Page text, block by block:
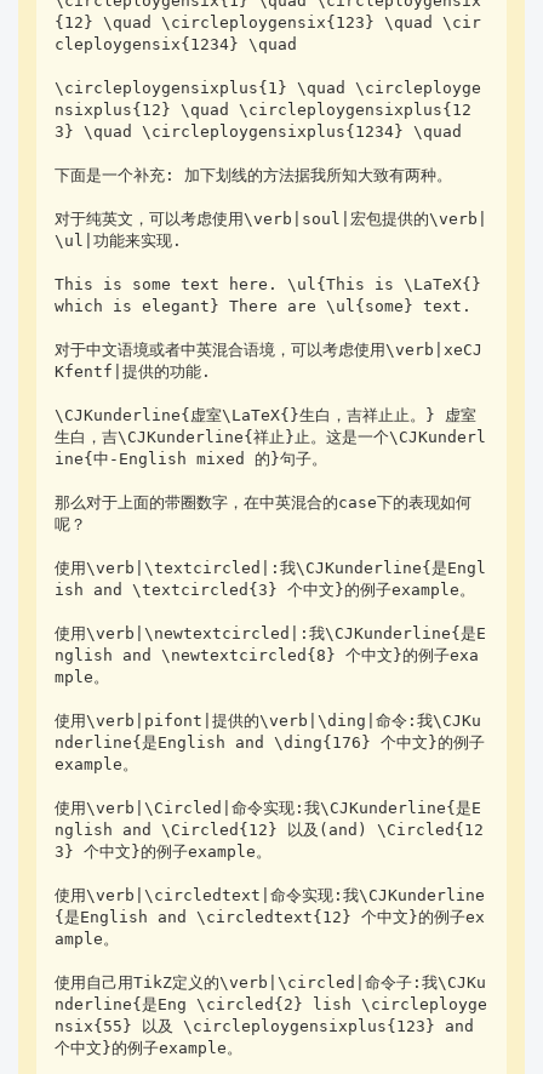
{12} \quad \circleploygensix{123} \quad \cir
cleploygensix{1234} \quad
\circleploygensixplus{1} \quad \circleployge
nsixplus{12} \quad \circleploygensixplus{12
3} \quad \circleploygensixplus{1234} \quad
下面是一个补充: 加下划线的方法据我所知大致有两种。
对于纯英文，可以考虑使用\verb|soul|宏包提供的\verb|
\ul|功能来实现.
This is some text here. \ul{This is \LaTeX{}
which is elegant} There are \ul{some} text.
对于中文语境或者中英混合语境，可以考虑使用\verb|xeCJ
Kfentf|提供的功能.
\CJKunderline{虚室\LaTeX{}生白，吉祥止止。} 虚室
生白，吉\CJKunderline{祥止}止。这是一个\CJKunderl
ine{中-English mixed 的}句子。
那么对于上面的带圈数字，在中英混合的case下的表现如何
呢？
使用\verb|\textcircled|:我\CJKunderline{是Engl
ish and \textcircled{3} 个中文}的例子example。
使用\verb|\newtextcircled|:我\CJKunderline{是E
nglish and \newtextcircled{8} 个中文}的例子exa
mple。
使用\verb|pifont|提供的\verb|\ding|命令:我\CJKu
nderline{是English and \ding{176} 个中文}的例子
example。
使用\verb|\Circled|命令实现:我\CJKunderline{是E
nglish and \Circled{12} 以及(and) \Circled{12
3} 个中文}的例子example。
使用\verb|\circledtext|命令实现:我\CJKunderline
{是English and \circledtext{12} 个中文}的例子ex
ample。
使用自己用TikZ定义的\verb|\circled|命令子:我\CJKu
nderline{是Eng \circled{2} lish \circleployge
nsix{55} 以及 \circleploygensixplus{123} and
个中文}的例子example。